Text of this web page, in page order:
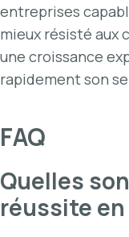
entreprises
mieux résisté aux
une croissance
rapidement son
FAQ
Quelles
réussite